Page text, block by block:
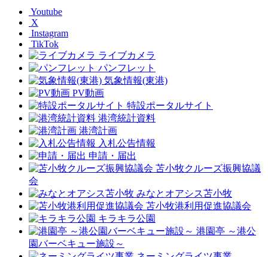
Youtube
X
Instagram
TikTok
ライブカメラ
パンフレット
気象情報(東港)
PV動画
特設ポータルサイト
港湾統計資料
港湾計画
入札公告情報
申請・届出
苫小牧クルーズ振興協議
会
みなとオアシス苫小牧
苫小牧港利用促進協議会
キラキラ公園
港園亭 ～港公
園バーベキュー施設～